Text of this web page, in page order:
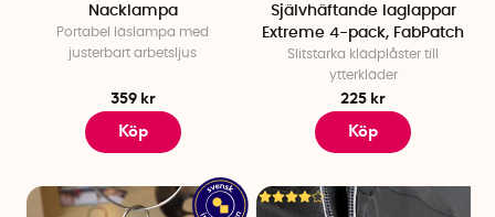
Nacklampa
Portabel läslampa med
justerbart arbetsljus
359 kr
Köp
Självhäftande laglappar
Extreme 4-pack, FabPatch
Slitstarka klädplåster till
ytterkläder
225 kr
Köp